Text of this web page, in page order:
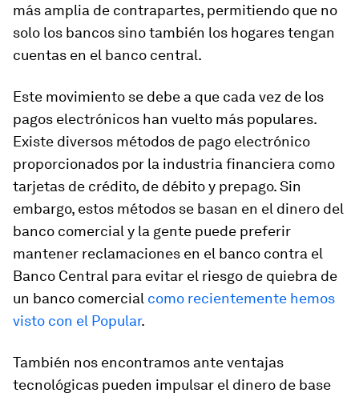
más amplia de contrapartes, permitiendo que no
solo los bancos sino también los hogares tengan
cuentas en el banco central.
Este movimiento se debe a que cada vez de los
pagos electrónicos han vuelto más populares.
Existe diversos métodos de pago electrónico
proporcionados por la industria financiera como
tarjetas de crédito, de débito y prepago. Sin
embargo, estos métodos se basan en el dinero del
banco comercial y la gente puede preferir
mantener reclamaciones en el banco contra el
Banco Central para evitar el riesgo de quiebra de
un banco comercial como recientemente hemos
visto con el Popular.
También nos encontramos ante ventajas
tecnológicas pueden impulsar el dinero de base